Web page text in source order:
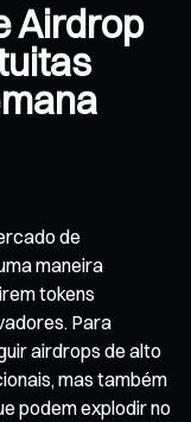
Airdrop
de
maneira
tokens
Para
airdrops de alto
mas também
podem explodir no